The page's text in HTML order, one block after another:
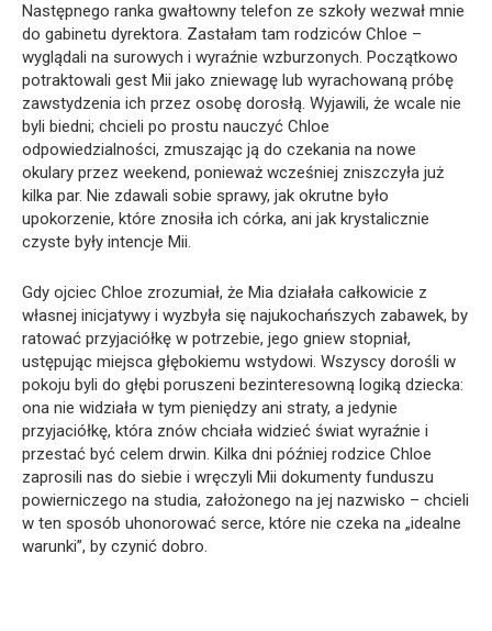
Następnego ranka gwałtowny telefon ze szkoły wezwał mnie
do gabinetu dyrektora. Zastałam tam rodziców Chloe –
wyglądali na surowych i wyraźnie wzburzonych. Początkowo
potraktowali gest Mii jako zniewagę lub wyrachowaną próbę
zawstydzenia ich przez osobę dorosłą. Wyjawili, że wcale nie
byli biedni; chcieli po prostu nauczyć Chloe
odpowiedzialności, zmuszając ją do czekania na nowe
okulary przez weekend, ponieważ wcześniej zniszczyła już
kilka par. Nie zdawali sobie sprawy, jak okrutne było
upokorzenie, które znosiła ich córka, ani jak krystalicznie
czyste były intencje Mii.
Gdy ojciec Chloe zrozumiał, że Mia działała całkowicie z
własnej inicjatywy i wyzbyła się najukochańszych zabawek, by
ratować przyjaciółkę w potrzebie, jego gniew stopniał,
ustępując miejsca głębokiemu wstydowi. Wszyscy dorośli w
pokoju byli do głębi poruszeni bezinteresowną logiką dziecka:
ona nie widziała w tym pieniędzy ani straty, a jedynie
przyjaciółkę, która znów chciała widzieć świat wyraźnie i
przestać być celem drwin. Kilka dni później rodzice Chloe
zaprosili nas do siebie i wręczyli Mii dokumenty funduszu
powierniczego na studia, założonego na jej nazwisko – chcieli
w ten sposób uhonorować serce, które nie czeka na „idealne
warunki”, by czynić dobro.